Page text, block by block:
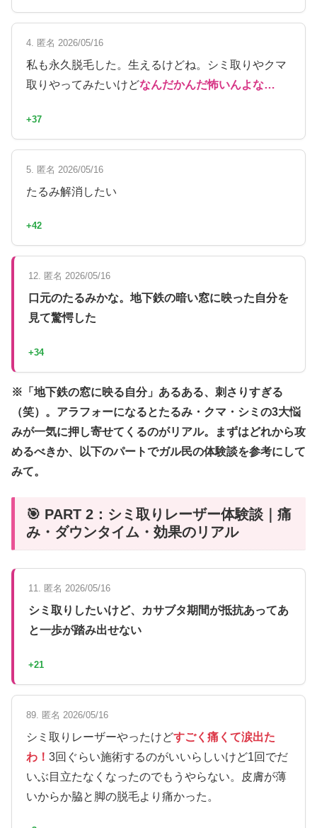
4. 匿名 2026/05/16
私も永久脱毛した。生えるけどね。シミ取りやクマ
取りやってみたいけどなんだかんだ怖いんよな…
+37
5. 匿名 2026/05/16
たるみ解消したい
+42
12. 匿名 2026/05/16
口元のたるみかな。地下鉄の暗い窓に映った自分を
見て驚愕した
+34
※「地下鉄の窓に映る自分」あるある、刺さりすぎる
（笑）。アラフォーになるとたるみ・クマ・シミの3大悩
みが一気に押し寄せてくるのがリアル。まずはどれから攻
めるべきか、以下のパートでガル民の体験談を参考にして
みて。
🎯 PART 2：シミ取りレーザー体験談｜痛
み・ダウンタイム・効果のリアル
11. 匿名 2026/05/16
シミ取りしたいけど、カサブタ期間が抵抗あってあ
と一歩が踏み出せない
+21
89. 匿名 2026/05/16
シミ取りレーザーやったけどすごく痛くて涙出た
わ！ 3回ぐらい施術するのがいいらしいけど1回でだ
いぶ目立たなくなったのでもうやらない。皮膚が薄
いからか脇と脚の脱毛より痛かった。